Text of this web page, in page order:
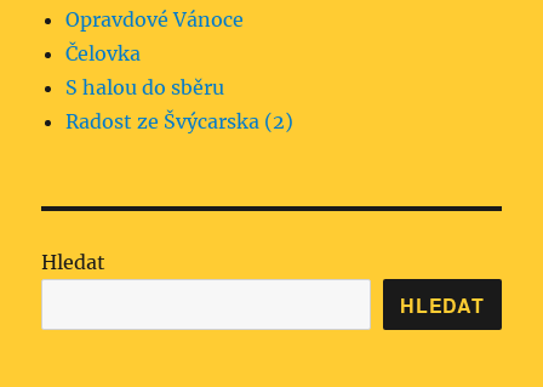
Opravdové Vánoce
Čelovka
S halou do sběru
Radost ze Švýcarska (2)
Hledat
HLEDAT